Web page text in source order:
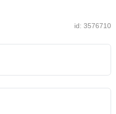
id: 3576710